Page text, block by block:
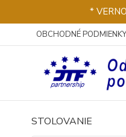
*
OBCHODNÉ PODMIENKY
STOLOVANIE